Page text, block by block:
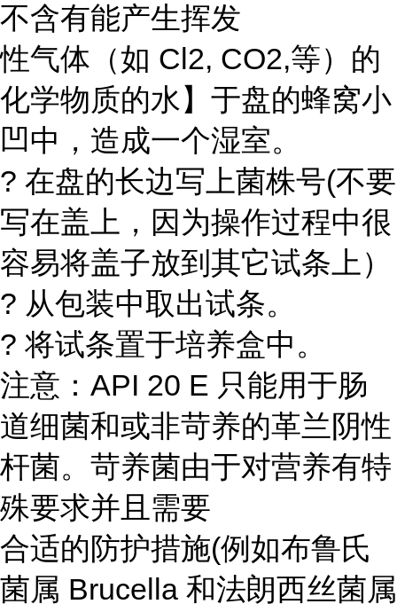
不含有能产生挥发
性气体（如 Cl2, CO2,等）的
化学物质的水】于盘的蜂窝小
凹中，造成一个湿室。
? 在盘的长边写上菌株号(不要
写在盖上，因为操作过程中很
容易将盖子放到其它试条上）
? 从包装中取出试条。
? 将试条置于培养盒中。
注意：API 20 E 只能用于肠
道细菌和或非苛养的革兰阴性
杆菌。苛养菌由于对营养有特
殊要求并且需要
合适的防护措施(例如布鲁氏
菌属 Brucella 和法朗西丝菌属